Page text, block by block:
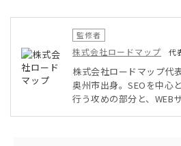
監修者
株式会社ロードマップ 代
株式会社ロードマップ代
奥州市出身。SEOを中心
行う攻めの部分と、WEB